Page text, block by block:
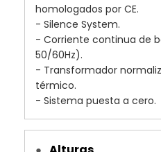
homologados por CE.
- Silence System.
- Corriente continua de
50/60Hz).
- Transformador
térmico.
- Sistema puesta a cero.